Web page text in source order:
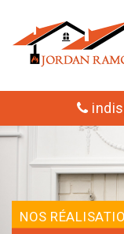
NOS